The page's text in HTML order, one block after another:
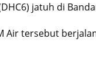
jatuh di
Air tersebut